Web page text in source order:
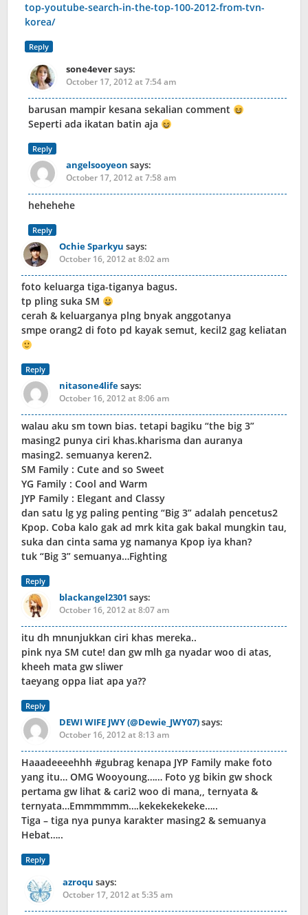
top-youtube-search-in-the-top-100-2012-from-tvn-
korea/
Reply
sone4eversays:
October 17, 2012 at 7:54 am
barusan mampir kesana sekalian comment
Seperti ada ikatan batin aja
Reply
angelsooyeon says:
October 17, 2012 at 7:58 am
hehehehe
Reply
Ochie Sparkyu says:
October 16, 2012 at 8:02 am
foto keluarga tiga-tiganya bagus.
tp pling suka SM
cerah & keluarganya plng bnyak anggotanya
smpe orang2 di foto pd kayak semut, kecil2 gag keliatan
Reply
nitasone4lifesays:
October 16, 2012 at 8:06 am
walau aku sm town bias. tetapi bagiku “the big 3”
masing2 punya ciri khas.kharisma dan auranya
masing2. semuanya keren2.
SM Family : Cute and so Sweet
YG Family : Cool and Warm
JYP Family : Elegant and Classy
dan satu lg yg paling penting “Big 3” adalah pencetus2
Kpop. Coba kalo gak ad mrk kita gak bakal mungkin tau,
suka dan cinta sama yg namanya Kpop iya khan?
tuk “Big 3” semuanya…Fighting
Reply
blackangel2301 says:
October 16, 2012 at 8:07 am
itu dh mnunjukkan ciri khas mereka..
pink nya SM cute! dan gw mlh ga nyadar woo di atas,
kheeh mata gw sliwer
taeyang oppa liat apa ya??
Reply
DEWI WIFE JWY (@Dewie_JWY07)says:
October 16, 2012 at 8:13 am
Haaadeeeehhh #gubrag kenapa JYP Family make foto
yang itu… OMG Wooyoung…… Foto yg bikin gw shock
pertama gw lihat & cari2 woo di mana,, ternyata &
ternyata…Emmmmmm….kekekekekeke…..
Tiga – tiga nya punya karakter masing2 & semuanya
Hebat…..
Reply
azroqu says:
October 17, 2012 at 5:35 am